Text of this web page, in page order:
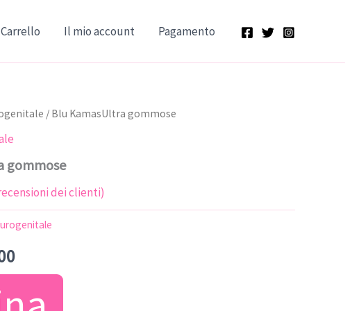
Carrello Il mio account Pagamento
/ Blu KamasUltra gommose
gommose
dei clienti)
Il
prezzo